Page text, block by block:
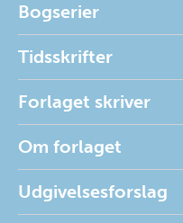
Bogserier
Tidsskrifter
Forlaget skriver
Om forlaget
Udgivelsesforslag